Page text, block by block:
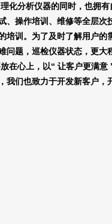
化分析仪器的同时，也拥
、操作培训、维修等全层
培训。为了及时了解用户
问题，巡检仪器状态，更大
在心上，以“ 让客户更满意
我们也致力于开发新客户，